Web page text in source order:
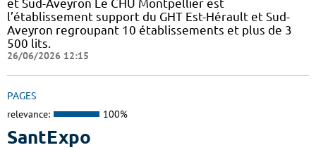
et Sud-Aveyron Le CHU Montpellier est
l’établissement support du GHT Est-Hérault et Sud-
Aveyron regroupant 10 établissements et plus de 3
500 lits.
26/06/2026 12:15
PAGES
relevance: 100%
SantExpo